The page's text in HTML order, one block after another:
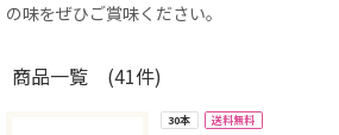
の味をぜひご賞味ください。
商品一覧 (41件)
30本 送料無料